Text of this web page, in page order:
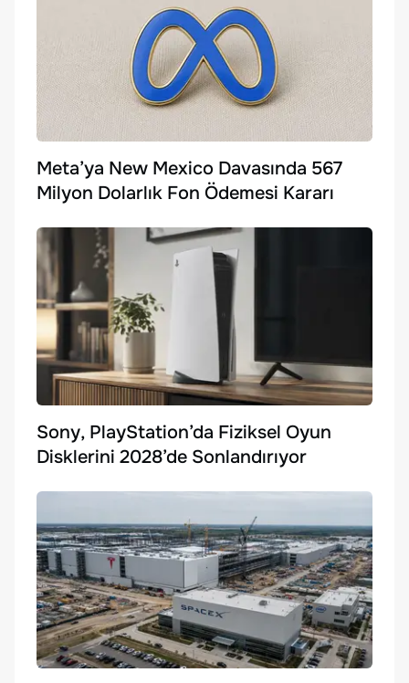
Meta’ya New Mexico Davasında 567
Milyon Dolarlık Fon Ödemesi Kararı
Sony, PlayStation’da Fiziksel Oyun
Disklerini 2028’de Sonlandırıyor